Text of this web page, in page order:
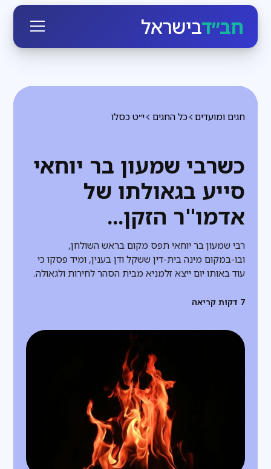
חב״דבישראל
י״ט כסלו כל החגים חגים ומועדים
כשרבי שמעון בר יוחאי
סייע בגאולתו של
אדמו"ר הזקן...
רבי שמעון בר יוחאי תפס מקום בראש השולחן,
ובו-במקום מינה בית-דין ששקל ודן בענין, ומיד פסקו כי
עוד באותו יום ייצא זלמניא מבית הסהר לחירות ולגאולה.
7 דקות קריאה